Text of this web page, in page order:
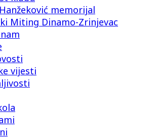
memorijal
Miting Dinamo-Zrinjevac
vijesti